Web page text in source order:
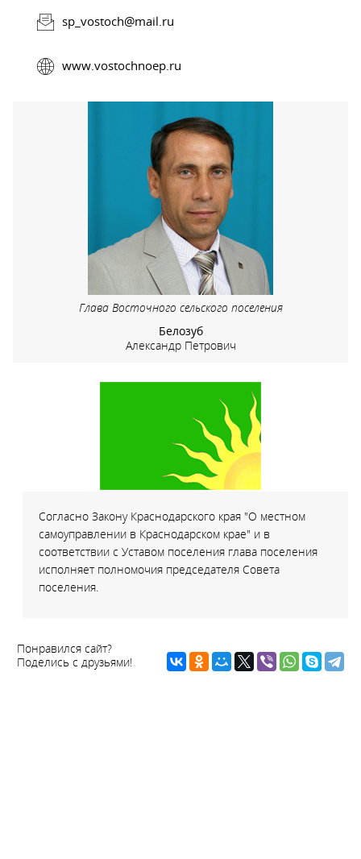
sp_vostoch@mail.ru
www.vostochnoep.ru
Глава Восточного сельского поселения
Белозуб
Александр Петрович
Согласно Закону Краснодарского края "О местном
самоуправлении в Краснодарском крае" и в
соответствии с Уставом поселения глава поселения
исполняет полномочия председателя Совета
поселения.
Понравился сайт?
Поделись с друзьями!